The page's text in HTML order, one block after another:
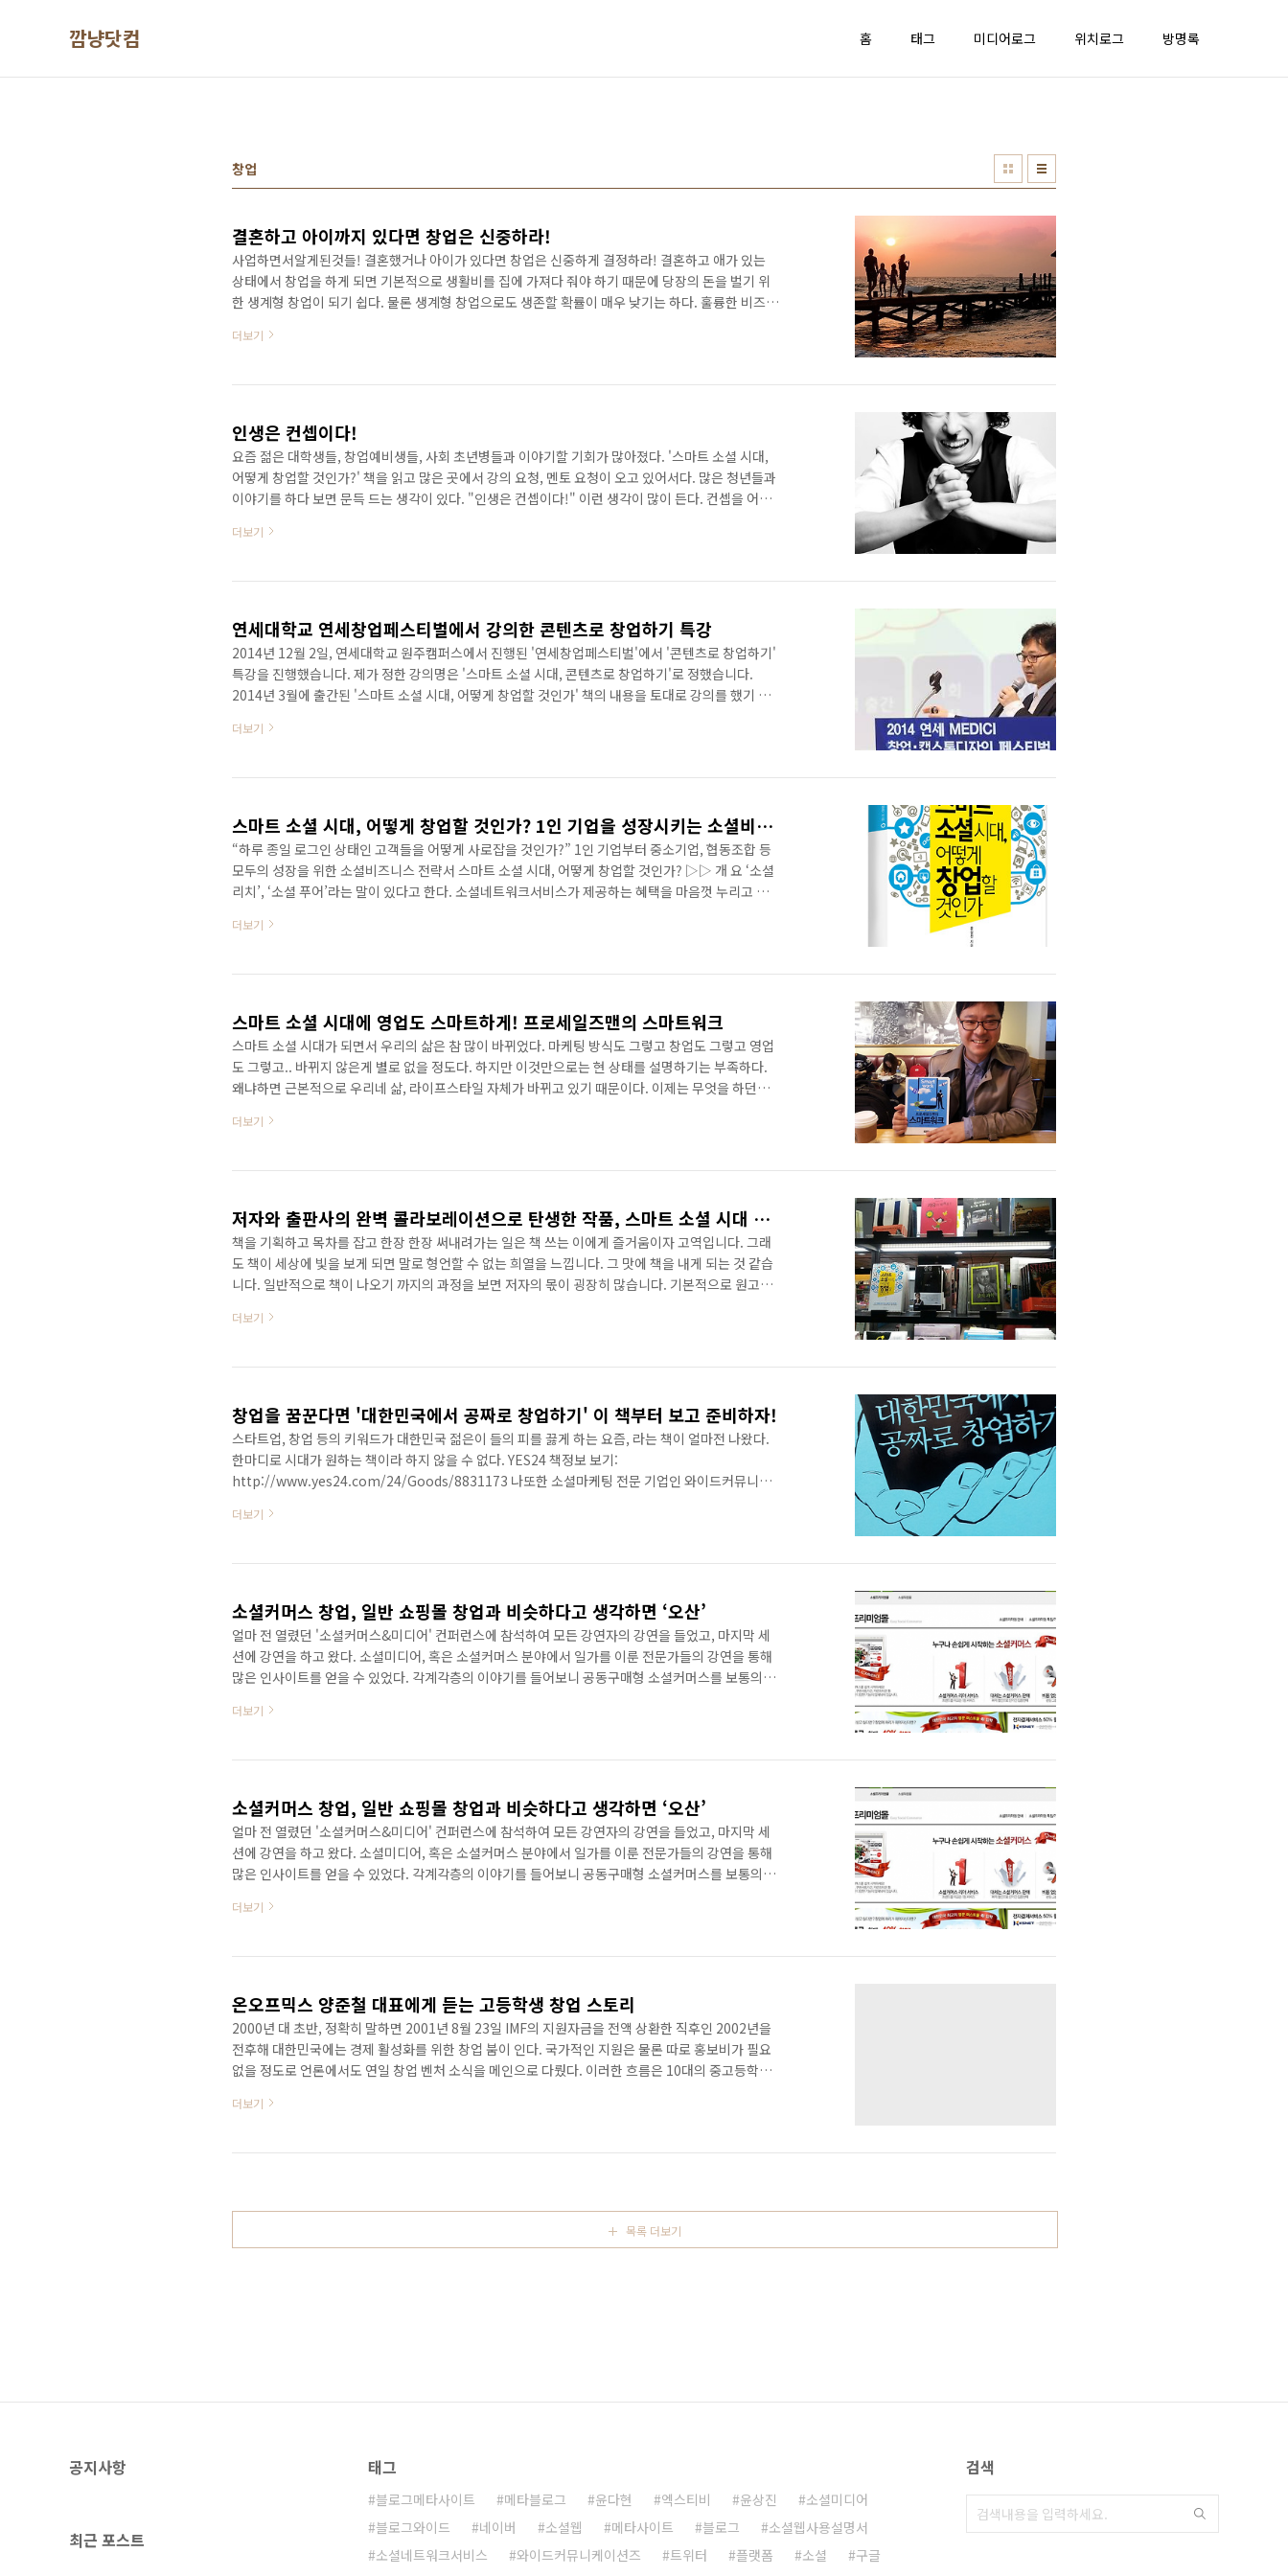
깜냥닷컴 홈 태그 미디어로그 위치로그 방명록
창업
결혼하고 아이까지 있다면 창업은 신중하라!
사업하면서알게된것들! 결혼했거나 아이가 있다면 창업은 신중하게 결정하라! 결혼하고 애가 있는
상태에서 창업을 하게 되면 기본적으로 생활비를 집에 가져다 줘야 하기 때문에 당장의 돈을 벌기 위
한 생계형 창업이 되기 쉽다. 물론 생계형 창업으로도 생존할 확률이 매우 낮기는 하다. 훌륭한 비즈니
수가 없다. 딱 생활할 수 있을 정도만 벌면서 비즈니스 모델을 만들어 나갈 수 있다면 성공 확률도 높아
동안 뭘 먹고 살지부터 고민하고 창업하면 좋을 것 같다. 물론 알지만 쉽지 않은 일이다.
더보기
인생은 컨셉이다!
요즘 젊은 대학생들, 창업예비생들, 사회 초년병들과 이야기할 기회가 많아졌다. '스마트 소셜 시대,
어떻게 창업할 것인가?' 책을 읽고 많은 곳에서 강의 요청, 멘토 요청이 오고 있어서다. 많은 청년들과
이야기를 하다 보면 문득 드는 생각이 있다. "인생은 컨셉이다!" 이런 생각이 많이 든다. 컨셉을 어떻
한 적이 있다. 그런데 몇몇 그룹은 초반 컨셉을 잘못잡는 바람에 결과물이 미션 주제와 많이 엇나가 있
수 있다. 결코 이들의 능력이 떨어진다거나 잘못되었다거나 하는 문제가 아니다. 이들의 능력은 출중
더보기
연세대학교 연세창업페스티벌에서 강의한 콘텐츠로 창업하기 특강
2014년 12월 2일, 연세대학교 원주캠퍼스에서 진행된 '연세창업페스티벌'에서 '콘텐츠로 창업하기'
특강을 진행했습니다. 제가 정한 강의명은 '스마트 소셜 시대, 콘텐츠로 창업하기'로 정했습니다.
2014년 3월에 출간된 '스마트 소셜 시대, 어떻게 창업할 것인가' 책의 내용을 토대로 강의를 했기 때
풋풋하고 열정이 넘치는 대학생들을 만난다는 것은 항상 좋은 느낌으로 남아 있습니다. 이번에 연세
수 있는 방법에 대해 대학생들에게 알려주었습니다. 플랫폼으로 창업하게 되면 성공하기 까지 많은
더보기
스마트 소셜 시대, 어떻게 창업할 것인가? 1인 기업을 성장시키는 소셜비즈니스 로드맵
“하루 종일 로그인 상태인 고객들을 어떻게 사로잡을 것인가?” 1인 기업부터 중소기업, 협동조합 등
모두의 성장을 위한 소셜비즈니스 전략서 스마트 소셜 시대, 어떻게 창업할 것인가? ▷▷ 개 요 ‘소셜
리치’, ‘소셜 푸어’라는 말이 있다고 한다. 소셜네트워크서비스가 제공하는 혜택을 마음껏 누리고 있
커머스부터 소셜다이닝, 소셜데이팅, 소셜네트워크게임 등 스마트폰과 인터넷만 사용할 줄 알면 누구
여가를 즐기며 소통을 한다. 비즈니스에서도 마찬가지다. 소셜 월드에 익숙한 젊은 창업자들은 고객
더보기
스마트 소셜 시대에 영업도 스마트하게! 프로세일즈맨의 스마트워크
스마트 소셜 시대가 되면서 우리의 삶은 참 많이 바뀌었다. 마케팅 방식도 그렇고 창업도 그렇고 영업
도 그렇고.. 바뀌지 않은게 별로 없을 정도다. 하지만 이것만으로는 현 상태를 설명하기는 부족하다.
왜냐하면 근본적으로 우리네 삶, 라이프스타일 자체가 바뀌고 있기 때문이다. 이제는 무엇을 하던지
었던 일들을 하고 있다. 가히 스마트 소셜 시대라 불리만 하다. 시대가 많이 바뀌었기 때문에 영업하는
크와 영업에 잔뼈가 굵은 5명의 저자가 뭉쳐 쓴 '프로세일즈맨의 스마트워크'는 스마트 소셜 시대에
더보기
저자와 출판사의 완벽 콜라보레이션으로 탄생한 작품, 스마트 소셜 시대 어떻게 창업할 것인가
책을 기획하고 목차를 잡고 한장 한장 써내려가는 일은 책 쓰는 이에게 즐거움이자 고역입니다. 그래
도 책이 세상에 빛을 보게 되면 말로 형언할 수 없는 희열을 느낍니다. 그 맛에 책을 내게 되는 것 같습
니다. 일반적으로 책이 나오기 까지의 과정을 보면 저자의 몫이 굉장히 많습니다. 기본적으로 원고가
글로 모든 것을 표현해야 하는 책쓰기는 더욱 어려울 수밖에 없죠. 일반적으로 저자와 출판사와의 관
하는 일을 하게 됩니다. 물론 출판사에서 먼저 책을 기획하고 저자를 섭외하기도 하지만 일부 IT 서적
더보기
창업을 꿈꾼다면 '대한민국에서 공짜로 창업하기' 이 책부터 보고 준비하자!
스타트업, 창업 등의 키워드가 대한민국 젊은이 들의 피를 끓게 하는 요즘, 라는 책이 얼마전 나왔다.
한마디로 시대가 원하는 책이라 하지 않을 수 없다. YES24 책정보 보기:
http://www.yes24.com/24/Goods/8831173 나또한 소셜마케팅 전문 기업인 와이드커뮤니케
다. 특히나 나의 비즈니스 경험을 토대로 다음 책을 준비하고 있는 시점이기 때문에 더더욱 많은 도움
창업을 하고 성공할 수 있었는지, 그 스토리가 궁금했다. 는 이선영, 홍난영 두 여전사가 쓴 책이다. 사
더보기
소셜커머스 창업, 일반 쇼핑몰 창업과 비슷하다고 생각하면 ‘오산’
얼마 전 열렸던 '소셜커머스&미디어' 컨퍼런스에 참석하여 모든 강연자의 강연을 들었고, 마지막 세
션에 강연을 하고 왔다. 소셜미디어, 혹은 소셜커머스 분야에서 일가를 이룬 전문가들의 강연을 통해
많은 인사이트를 얻을 수 있었다. 각계각층의 이야기를 들어보니 공동구매형 소셜커머스를 보통의
전히 다른데 말이다. 일반 쇼핑몰, 예를 들면 의류 쇼핑몰의 경우 동대문 새벽시장에 나가 사입을 하면
해서 쇼핑몰에 올리면 그것으로 끝! 주문이 들어오면 들어오는 대로 동대문에서 추가 사입하면 된다.
더보기
소셜커머스 창업, 일반 쇼핑몰 창업과 비슷하다고 생각하면 ‘오산’
얼마 전 열렸던 '소셜커머스&미디어' 컨퍼런스에 참석하여 모든 강연자의 강연을 들었고, 마지막 세
션에 강연을 하고 왔다. 소셜미디어, 혹은 소셜커머스 분야에서 일가를 이룬 전문가들의 강연을 통해
많은 인사이트를 얻을 수 있었다. 각계각층의 이야기를 들어보니 공동구매형 소셜커머스를 보통의
전히 다른데 말이다. 일반 쇼핑몰, 예를 들면 의류 쇼핑몰의 경우 동대문 새벽시장에 나가 사입을 하면
해서 쇼핑몰에 올리면 그것으로 끝! 주문이 들어오면 들어오는 대로 동대문에서 추가 사입하면 된다.
더보기
온오프믹스 양준철 대표에게 듣는 고등학생 창업 스토리
2000년 대 초반, 정확히 말하면 2001년 8월 23일 IMF의 지원자금을 전액 상환한 직후인 2002년을
전후해 대한민국에는 경제 활성화를 위한 창업 붐이 인다. 국가적인 지원은 물론 따로 홍보비가 필요
없을 정도로 언론에서도 연일 창업 벤처 소식을 메인으로 다뤘다. 이러한 흐름은 10대의 중고등학생
비해 인터넷과 IT에 익숙한 10대의 창업은 당연한 수순이기도 했다. 양준철 온오프믹스 대표 비록 여
때 이미 스타 CEO로 고등학생 창업 붐을 견인했던 양준철 대표가 사업에 뜻을 둔 건 중학교 때였다.
더보기
목록 더보기
공지사항
최근 포스트
태그
블로그메타사이트 메타블로그 윤다현 엑스티비 윤상진
소셜미디어
블로그와이드
네이버 소셜웹 메타사이트 블로그
소셜웹사용설명서
소셜네트워크서비스
와이드커뮤니케이션즈 트위터 플랫폼 소셜
구글
검색